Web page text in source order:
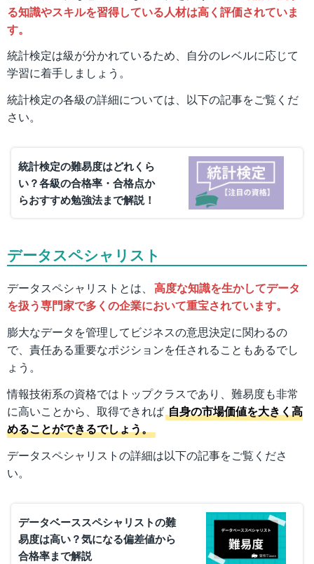
る知識やスキルを習得している人材は高く評価されていま
す。
統計検定は級が分かれているため、自分のレベルに応じて
学習に着手しましょう。
統計検定の各級の詳細については、以下の記事をご覧くだ
さい。
統計検定の難易度はどれくら
い？各級の合格率・合格点か
らおすすめ勉強法まで解説！
データスペシャリスト
データスペシャリストとは、 高度な知識を生かしてデータ
を扱う専門家で多くの企業において重宝されています。
膨大なデータを管理してビジネスの意思決定に関わるの
で、責任ある重要なポジションを任されることもあるでし
ょう。
情報技術系の資格ではトップクラスであり、難易度も非常
に高いことから、取得できれば 自身の市場価値を大きく高
めることができるでしょう。
データスペシャリストの詳細は以下の記事をご覧くださ
い。
データベーススペシャリストの難
易度は高い？気になる偏差値から
合格率まで解説